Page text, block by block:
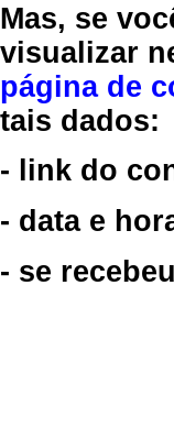
Mas, se
visualizar
página de
tais dados:
- link do
- data e
- se